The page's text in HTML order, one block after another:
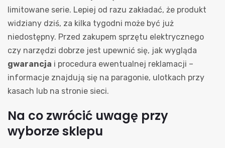
limitowane serie. Lepiej od razu zakładać, że produkt
widziany dziś, za kilka tygodni może być już
niedostępny. Przed zakupem sprzętu elektrycznego
czy narzędzi dobrze jest upewnić się, jak wygląda
gwarancja i procedura ewentualnej reklamacji –
informacje znajdują się na paragonie, ulotkach przy
kasach lub na stronie sieci.
Na co zwrócić uwagę przy
wyborze sklepu